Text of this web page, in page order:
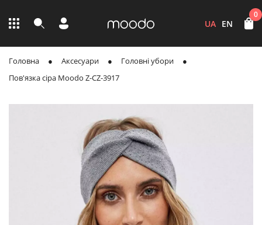
UA EN
0
Головна Аксесуари
Головні убори
Пов'язка сіра Moodo Z-CZ-3917